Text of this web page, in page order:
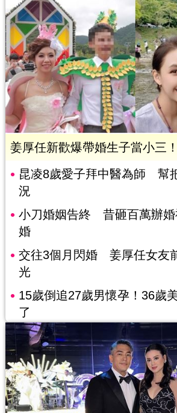
姜厚任新歡爆帶婚生子當小三
昆凌8歲愛子拜中醫為師 幫
況
小刀婚姻告終 昔砸百萬辦婚
婚
交往3個月閃婚 姜厚任女友
光
15歲倒追27歲男懷孕！36歲
了